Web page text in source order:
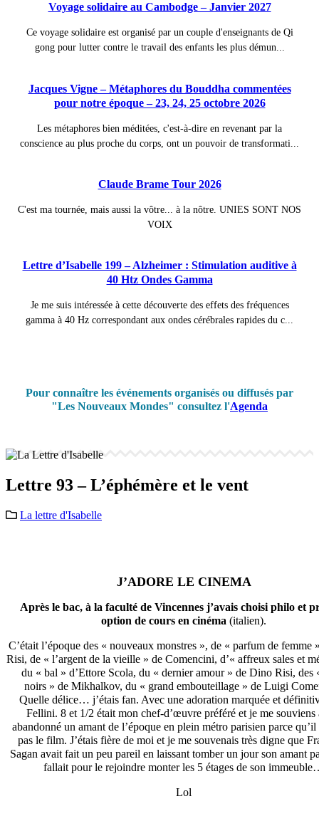
Voyage solidaire au Cambodge – Janvier 2027
Ce voyage solidaire est organisé par un couple d'enseignants de Qi
gong pour lutter contre le travail des enfants les plus démun...
Jacques Vigne – Métaphores du Bouddha commentées
pour notre époque – 23, 24, 25 octobre 2026
Les métaphores bien méditées, c'est-à-dire en revenant par la
conscience au plus proche du corps, ont un pouvoir de transformati...
Claude Brame Tour 2026
C'est ma tournée, mais aussi la vôtre... à la nôtre. UNIES SONT NOS
VOIX
Lettre d’Isabelle 199 – Alzheimer : Stimulation auditive à
40 Htz Ondes Gamma
Je me suis intéressée à cette découverte des effets des fréquences
gamma à 40 Hz correspondant aux ondes cérébrales rapides du c...
Pour connaître les événements organisés ou diffusés par
"Les Nouveaux Mondes" consultez l'Agenda
Lettre 93 – L’éphémère et le vent
La lettre d'Isabelle
J’ADORE LE CINEMA
Après le bac, à la faculté de Vincennes j’avais choisi philo et
option de cours en cinéma (italien).
C’était l’époque des « nouveaux monstres », de « parfum de femme
Risi, de « l’argent de la vieille » de Comencini, d’« affreux sales et
du « bal » d’Ettore Scola, du « dernier amour » de Dino Risi, des
noirs » de Mikhalkov, du « grand embouteillage » de Luigi
Quelle délice… j’étais fan. Avec une adoration marquée et
Fellini. 8 et 1/2 était mon chef-d’œuvre préféré et je me souviens
abandonné un amant de l’époque en plein métro parisien parce qu’il
pas le film. J’étais fière de moi et je me souvenais très digne que
Sagan avait fait un peu pareil en laissant tomber un jour son amant
fallait pour le rejoindre monter les 5 étages de son
Lol